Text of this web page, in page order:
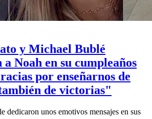
y Michael Bublé
Noah en su cumpleaños
por enseñarnos de
de victorias"
dedicaron unos emotivos mensajes en sus